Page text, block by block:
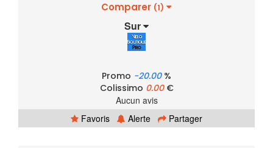
Comparer (1)
Sur
Promo -20.00%
Colissimo 0.00€
Aucun avis
Favoris
Alerte Partager